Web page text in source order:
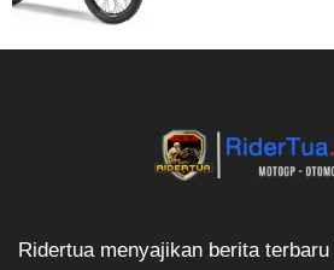
Ridertua menyajikan berita